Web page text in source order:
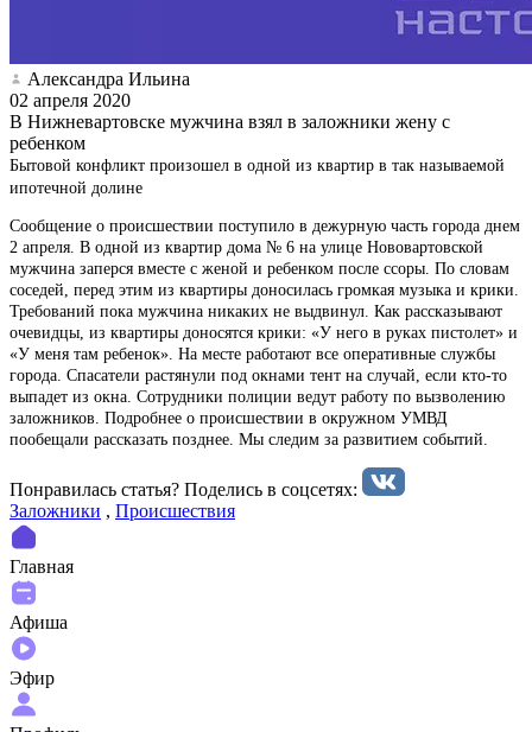
Александра Ильина
02 апреля 2020
В Нижневартовске мужчина взял в заложники жену с
ребенком
Бытовой конфликт произошел в одной из квартир в так называемой
ипотечной долине
Сообщение о происшествии поступило в дежурную часть города днем
2 апреля. В одной из квартир дома № 6 на улице Нововартовской
мужчина заперся вместе с женой и ребенком после ссоры. По словам
соседей, перед этим из квартиры доносилась громкая музыка и крики.
Требований пока мужчина никаких не выдвинул. Как рассказывают
очевидцы, из квартиры доносятся крики: «У него в руках пистолет» и
«У меня там ребенок». На месте работают все оперативные службы
города. Спасатели растянули под окнами тент на случай, если кто-то
выпадет из окна. Сотрудники полиции ведут работу по вызволению
заложников. Подробнее о происшествии в окружном УМВД
пообещали рассказать позднее. Мы следим за развитием событий.
Понравилась статья? Поделиcь в соцсетях:
Заложники , Происшествия
Главная
Афиша
Эфир